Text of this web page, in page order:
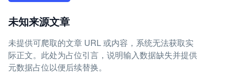
未知来源文章
未提供可爬取的文章 URL 或内容，系统无法获取实
际正文。此处为占位引言，说明输入数据缺失并提供
元数据占位以便后续替换。